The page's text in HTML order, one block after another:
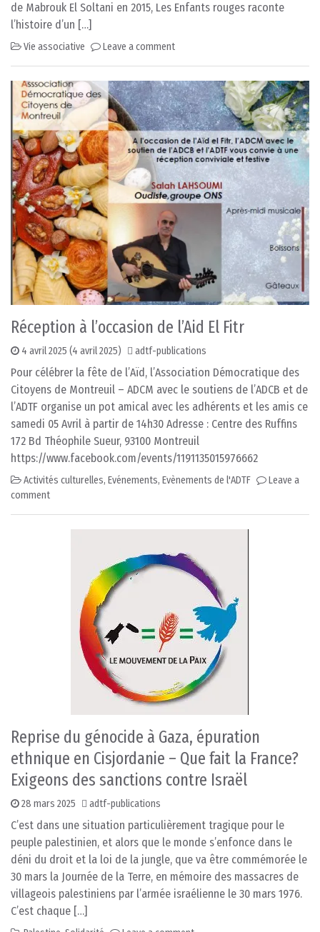
de Mabrouk El Soltani en 2015, Les Enfants rouges raconte
l’histoire d’un […]
Vie associative Leave a comment
Réception à l’occasion de l’Aid El Fitr
4 avril 2025 (4 avril 2025) adtf-publications
Pour célébrer la fête de l’Aïd, l’Association Démocratique des
Citoyens de Montreuil – ADCM avec le soutiens de l’ADCB et de
l’ADTF organise un pot amical avec les adhérents et les amis ce
samedi 05 Avril à partir de 14h30 Adresse : Centre des Ruffins
172 Bd Théophile Sueur, 93100 Montreuil
https://www.facebook.com/events/1191135015976662
Activités culturelles, Evénements, Evènements de l'ADTF
Leave a
comment
Reprise du génocide à Gaza, épuration
ethnique en Cisjordanie – Que fait la France?
Exigeons des sanctions contre Israël
28 mars 2025 adtf-publications
C’est dans une situation particulièrement tragique pour le
peuple palestinien, et alors que le monde s’enfonce dans le
déni du droit et la loi de la jungle, que va être commémorée le
30 mars la Journée de la Terre, en mémoire des massacres de
villageois palestiniens par l’armée israélienne le 30 mars 1976.
C’est chaque […]